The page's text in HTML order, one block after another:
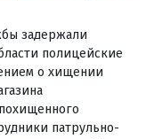
задержали
полицейские
о хищении
патрульно-